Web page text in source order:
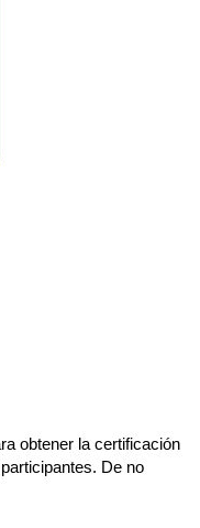
obtener la certificación
De no